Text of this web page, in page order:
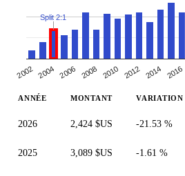
2002 2004 2006 2008 2010 2012 2014 2016
Split 2:1
ANNÉE MONTANT VARIATION
2026 2,424 $US -21.53 %
2025 3,089 $US -1.61 %